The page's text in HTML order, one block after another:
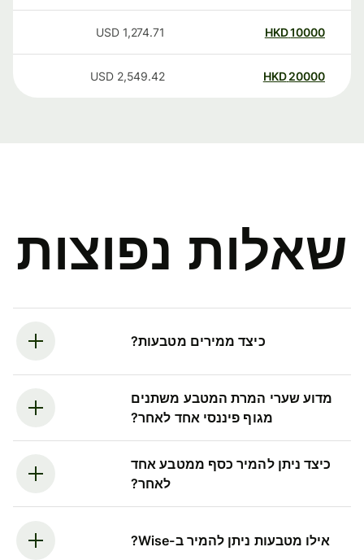
10000
HKD
1,274.71
USD
20000
HKD
2,549.42
USD
שאלות נפוצות
כיצד ממירים מטבעות?
מדוע שערי המרת המטבע משתנים
מגוף פיננסי אחד לאחר?
כיצד ניתן להמיר כסף ממטבע אחד
לאחר?
אילו מטבעות ניתן להמיר ב-Wise?